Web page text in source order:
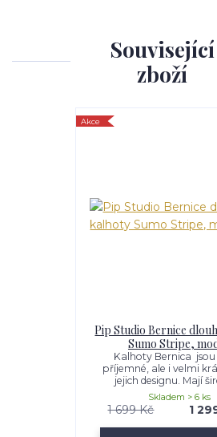
Související
zboží
Akce
Pip Studio Bernice
Sumo Stripe,
Kalhoty Bernica
příjemné, ale i velmi
jejich designu. Mají
1 699 Kč 1
Skladem > 6 ks